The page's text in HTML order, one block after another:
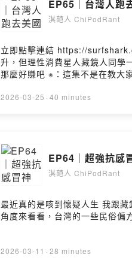
EP65｜台灣人跑
淇葩人 ChiPodRant
立即點擊連結 https://surfshark.com/drachi 或用
升，但理性消費星人藏鏡人同學
那麼好賺吧 ※：這集不是在教大家房地產投
2026-03-25 · 40 minutes
EP64｜超強抗感
淇葩人 ChiPodRant
最近真的是咳到懷疑人生 我跟
2026-03-11 · 28 minutes